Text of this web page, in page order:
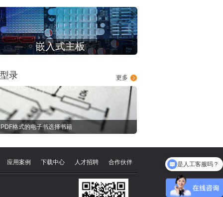
嵌入式主板
更多
录
格式的电子书选择书籍
应用案例 下载中心 人才招聘 合作伙伴 是人工客服吗？